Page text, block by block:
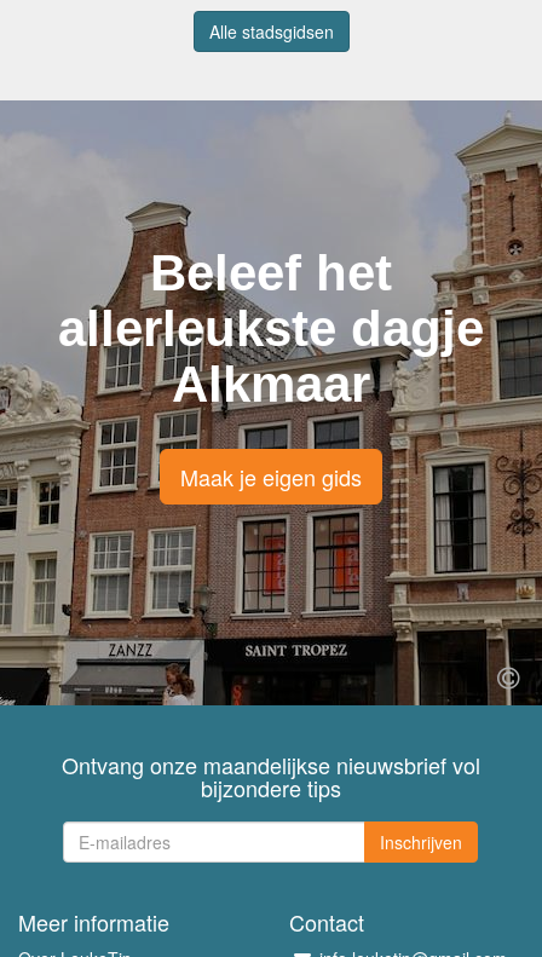
Alle stadsgidsen
Beleef het
allerleukste dagje
Alkmaar
Maak je eigen gids
Ontvang onze maandelijkse nieuwsbrief vol
bijzondere tips
Inschrijven
Meer informatie Contact